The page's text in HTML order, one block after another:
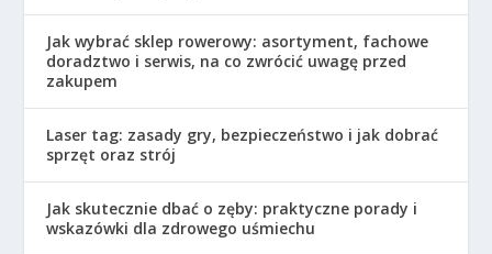
Jak wybrać sklep rowerowy: asortyment, fachowe
doradztwo i serwis, na co zwrócić uwagę przed
zakupem
Laser tag: zasady gry, bezpieczeństwo i jak dobrać
sprzęt oraz strój
Jak skutecznie dbać o zęby: praktyczne porady i
wskazówki dla zdrowego uśmiechu